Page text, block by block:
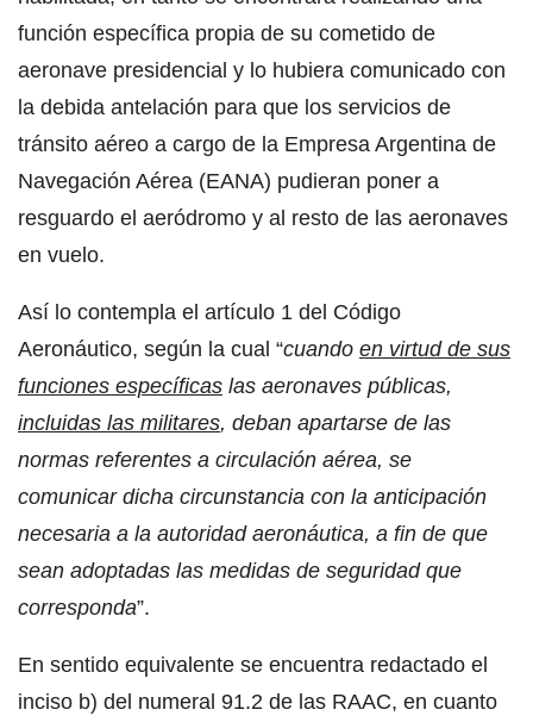
función específica propia de su cometido de
aeronave presidencial y lo hubiera comunicado con
la debida antelación para que los servicios de
tránsito aéreo a cargo de la Empresa Argentina de
Navegación Aérea (EANA) pudieran poner a
resguardo el aeródromo y al resto de las aeronaves
en vuelo.
Así lo contempla el artículo 1 del Código
Aeronáutico, según la cual “cuando en virtud de sus
funciones específicas las aeronaves públicas,
incluidas las militares, deban apartarse de las
normas referentes a circulación aérea, se
comunicar dicha circunstancia con la anticipación
necesaria a la autoridad aeronáutica, a fin de que
sean adoptadas las medidas de seguridad que
corresponda”.
En sentido equivalente se encuentra redactado el
inciso b) del numeral 91.2 de las RAAC, en cuanto